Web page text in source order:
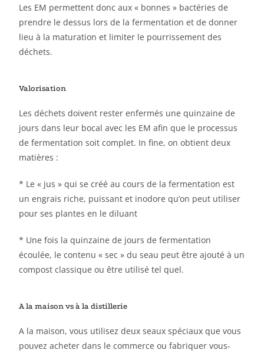
Les EM permettent donc aux « bonnes » bactéries de
prendre le dessus lors de la fermentation et de donner
lieu à la maturation et limiter le pourrissement des
déchets.
Valorisation
Les déchets doivent rester enfermés une quinzaine de
jours dans leur bocal avec les EM afin que le processus
de fermentation soit complet. In fine, on obtient deux
matières :
* Le « jus » qui se créé au cours de la fermentation est
un engrais riche, puissant et inodore qu’on peut utiliser
pour ses plantes en le diluant
* Une fois la quinzaine de jours de fermentation
écoulée, le contenu « sec » du seau peut être ajouté à un
compost classique ou être utilisé tel quel.
A la maison vs à la distillerie
A la maison, vous utilisez deux seaux spéciaux que vous
pouvez acheter dans le commerce ou fabriquer vous-